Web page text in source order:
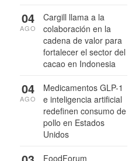
Cargill llama a la
colaboración en la
cadena de valor para
fortalecer el sector del
cacao en Indonesia
04
AGO
Medicamentos GLP-1
e inteligencia artificial
redefinen consumo de
pollo en Estados
Unidos
04
AGO
FoodForum